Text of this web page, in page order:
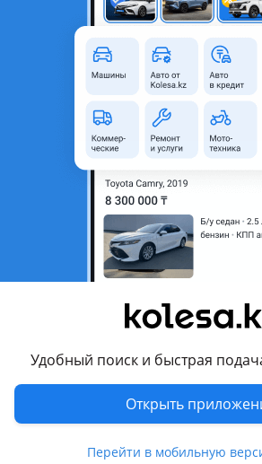
Удобный поиск и быстрая
Открыть
Перейти в мобильную
Объявление находится в архиве и
Алматы,
Оригинальность
Подходит на авто
2012 - 2015 6 поколение (V6), 2015 -
рестайлинг (V6), 2018 - н.в. 7
- 2012 5 поколение рестайлинг (V4)
Комментарий продавца